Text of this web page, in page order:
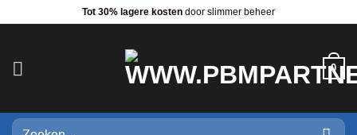
Tot 30% lagere kosten door slimmer beheer
0
Zoeken